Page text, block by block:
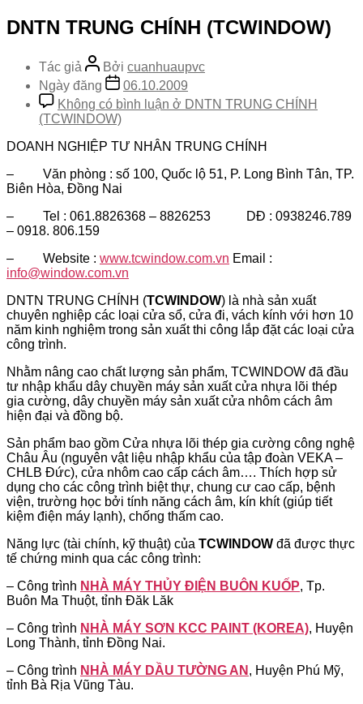
DNTN TRUNG CHÍNH (TCWINDOW)
Tác giả Bởi cuanhuaupvc
Ngày đăng
06.10.2009
Không có bình luận ở DNTN TRUNG CHÍNH
(TCWINDOW)
DOANH NGHIỆP TƯ NHÂN TRUNG CHÍNH
– Văn phòng : số 100, Quốc lộ 51, P. Long Bình Tân, TP.
Biên Hòa, Đồng Nai
– Tel : 061.8826368 – 8826253 DĐ : 0938246.789
– 0918. 806.159
– Website : www.tcwindow.com.vn Email :
info@window.com.vn
DNTN TRUNG CHÍNH (TCWINDOW) là nhà sản xuất
chuyên nghiệp các loại cửa sổ, cửa đi, vách kính với hơn 10
năm kinh nghiệm trong sản xuất thi công lắp đặt các loại cửa
công trình.
Nhằm nâng cao chất lượng sản phẩm, TCWINDOW đã đầu
tư nhập khẩu dây chuyền máy sản xuất cửa nhựa lõi thép
gia cường, dây chuyền máy sản xuất cửa nhôm cách âm
hiện đại và đồng bộ.
Sản phẩm bao gồm Cửa nhựa lõi thép gia cường công nghệ
Châu Âu (nguyên vật liệu nhập khẩu của tập đoàn VEKA –
CHLB Đức), cửa nhôm cao cấp cách âm…. Thích hợp sử
dụng cho các công trình biệt thự, chung cư cao cấp, bệnh
viện, trường học bởi tính năng cách âm, kín khít (giúp tiết
kiệm điện máy lạnh), chống thấm cao.
Năng lực (tài chính, kỹ thuật) của TCWINDOW đã được thực
tế chứng minh qua các công trình:
– Công trình NHÀ MÁY THỦY ĐIỆN BUÔN KUỐP, Tp.
Buôn Ma Thuột, tỉnh Đăk Lăk
– Công trình NHÀ MÁY SƠN KCC PAINT (KOREA), Huyện
Long Thành, tỉnh Đồng Nai.
– Công trình NHÀ MÁY DẦU TƯỜNG AN , Huyện Phú Mỹ,
tỉnh Bà Rịa Vũng Tàu.